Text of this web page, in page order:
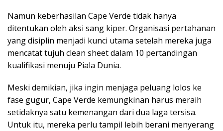
Namun keberhasilan Cape Verde tidak hanya
ditentukan oleh aksi sang kiper. Organisasi pertahanan
yang disiplin menjadi kunci utama setelah mereka juga
mencatat tujuh clean sheet dalam 10 pertandingan
kualifikasi menuju Piala Dunia.
Meski demikian, jika ingin menjaga peluang lolos ke
fase gugur, Cape Verde kemungkinan harus meraih
setidaknya satu kemenangan dari dua laga tersisa.
Untuk itu, mereka perlu tampil lebih berani menyerang